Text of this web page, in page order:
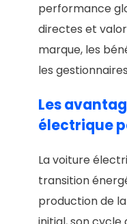
performance
directes et
marque, les
les
Les
électrique
La voiture
transition
production de